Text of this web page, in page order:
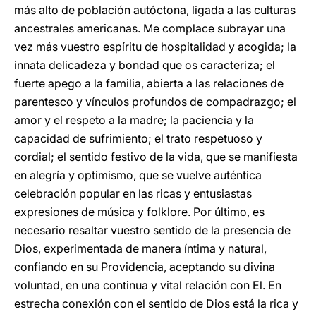
más alto de población autóctona, ligada a las culturas
ancestrales americanas. Me complace subrayar una
vez más vuestro espíritu de hospitalidad y acogida; la
innata delicadeza y bondad que os caracteriza; el
fuerte apego a la familia, abierta a las relaciones de
parentesco y vínculos profundos de compadrazgo; el
amor y el respeto a la madre; la paciencia y la
capacidad de sufrimiento; el trato respetuoso y
cordial; el sentido festivo de la vida, que se manifiesta
en alegría y optimismo, que se vuelve auténtica
celebración popular en las ricas y entusiastas
expresiones de música y folklore. Por último, es
necesario resaltar vuestro sentido de la presencia de
Dios, experimentada de manera íntima y natural,
confiando en su Providencia, aceptando su divina
voluntad, en una continua y vital relación con El. En
estrecha conexión con el sentido de Dios está la rica y